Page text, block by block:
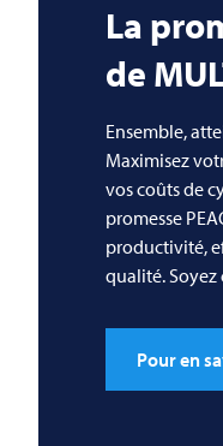
La
de
Ensemble,
Maximisez
vos coûts de
promesse
productivité,
qualité. Soyez
Pour en